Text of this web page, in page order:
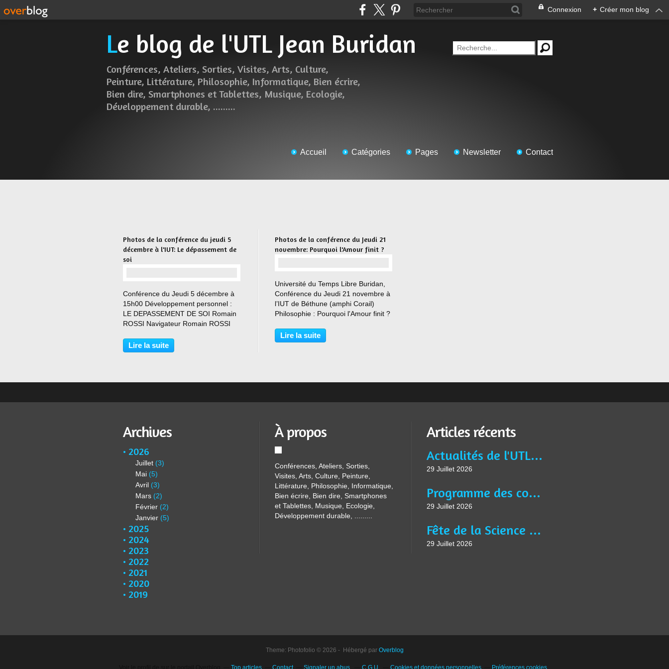
Connexion + Créer mon blog
Le blog de l'UTL Jean Buridan
Conférences, Ateliers, Sorties, Visites, Arts, Culture,
Peinture, Littérature, Philosophie, Informatique, Bien écrire,
Bien dire, Smartphones et Tablettes, Musique, Ecologie,
Développement durable, .........
Accueil Catégories Pages Newsletter Contact
Photos de la conférence du jeudi 5
décembre à l'IUT: Le dépassement de
soi
Conférence du Jeudi 5 décembre à
15h00 Développement personnel :
LE DEPASSEMENT DE SOI Romain
ROSSI Navigateur Romain ROSSI
marin Romain Rossi a vécu son
enfance à Béthune, le pays des
Lire la suite
Photos de la conférence du Jeudi 21
novembre: Pourquoi l'Amour finit ?
Université du Temps Libre Buridan,
Conférence du Jeudi 21 novembre à
l’IUT de Béthune (amphi Corail)
Philosophie : Pourquoi l'Amour finit ?
thème mémoire et l'oubli, et la
séparation, Jean-François Rey,
Lire la suite
Archives
2026
Juillet (3)
Mai (5)
Avril (3)
Mars (2)
Février (2)
Janvier (5)
2025
2024
2023
2022
2021
2020
2019
À propos
Conférences, Ateliers, Sorties,
Visites, Arts, Culture, Peinture,
Littérature, Philosophie, Informatique,
Bien écrire, Bien dire, Smartphones
et Tablettes, Musique, Ecologie,
Développement durable, .........
Articles récents
Actualités de l'UTL Jean BURIDAN
29 Juillet 2026
Programme des conférences, des activités et ateliers de l'année universitaire 2025-2026
29 Juillet 2026
Fête de la Science à Liévin le jeudi 8 octobre à 9h30, sur le thème " Saveurs Savantes ".
29 Juillet 2026
Theme: Photofolio © 2026 - Hébergé par Overblog
Top articles Contact Signaler un abus C.G.U. Cookies et données personnelles Préférences cookies